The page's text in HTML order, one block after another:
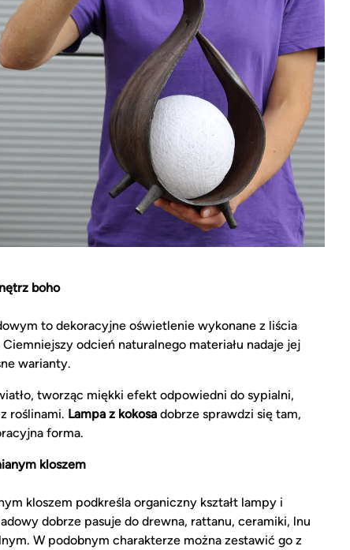
boho
to dekoracyjne oświetlenie wykonane z liścia
odcień naturalnego materiału nadaje jej
warianty.
tworząc miękki efekt odpowiedni do sypialni,
roślinami. Lampa z kokosa dobrze sprawdzi się tam,
forma.
kloszem
kloszem podkreśla organiczny kształt lampy i
dobrze pasuje do drewna, rattanu, ceramiki, lnu
W podobnym charakterze można zestawić go z